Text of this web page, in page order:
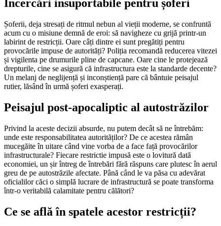
Încercări insuportabile pentru șoferi
Șoferii, deja stresați de ritmul nebun al vieții moderne, se confruntă
acum cu o misiune demnă de eroi: să navigheze cu grijă printr-un
labirint de restricții. Oare câți dintre ei sunt pregătiți pentru
provocările impuse de autorități? Poliția recomandă reducerea vitezei
și vigilenta pe drumurile pline de capcane. Oare cine le protejează
drepturile, cine se asigură că infrastructura este la standarde decente?
Un melanj de neglijență și inconștiență pare că bântuie peisajul
rutier, lăsând în urmă șoferi exasperați.
Peisajul post-apocaliptic al autostrăzilor
Privind la aceste decizii absurde, nu putem decât să ne întrebăm:
unde este responsabilitatea autorităților? De ce acestea rămân
mucegăite în uitare când vine vorba de a face față provocărilor
infrastructurale? Fiecare restrictie impusă este o lovitură dată
economiei, un șir întreg de întrebări fără răspuns care plutesc în aerul
greu de pe autostrăzile afectate. Până când le va păsa cu adevărat
oficialilor căci o simplă lucrare de infrastructură se poate transforma
într-o veritabilă calamitate pentru călători?
Ce se află în spatele acestor restricții?